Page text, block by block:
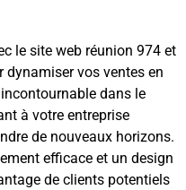
le site web réunion 974 et
vos ventes en
incontournable dans le
à votre entreprise
de nouveaux horizons.
efficace et un design
de clients potentiels